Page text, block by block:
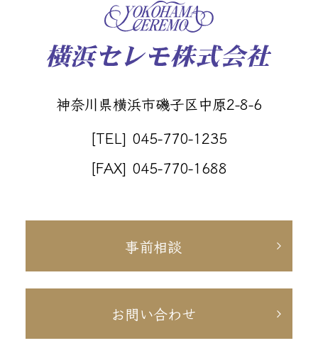
神奈川県横浜市磯子区中原2-8-6
[TEL] 045-770-1235
[FAX] 045-770-1688
事前相談
お問い合わせ